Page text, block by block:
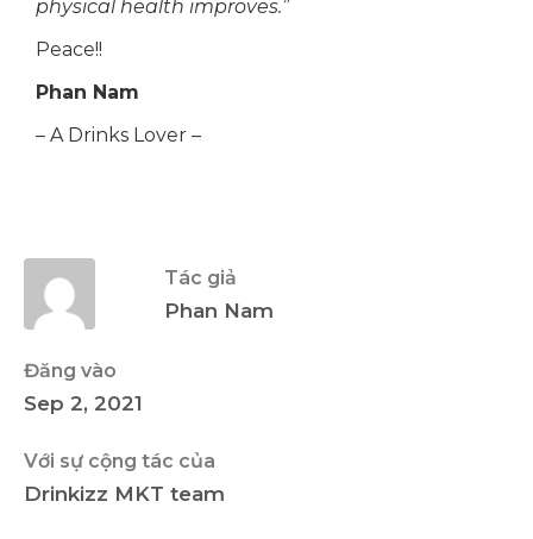
physical health improves.”
Peace!!
Phan Nam
– A Drinks Lover –
Tác giả
Phan Nam
Đăng vào
Sep 2, 2021
Với sự cộng tác của
Drinkizz MKT team